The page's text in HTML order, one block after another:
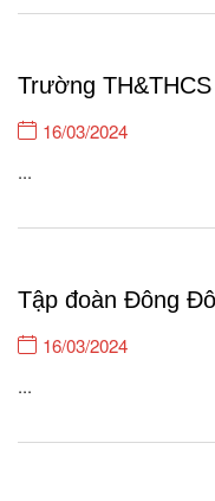
Trường
16/03/2024
...
Tập đoàn Đông
16/03/2024
...